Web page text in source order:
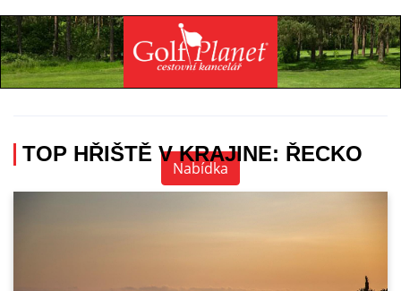
Nabídka
TOP HŘIŠTĚ V KRAJINE: ŘECKO